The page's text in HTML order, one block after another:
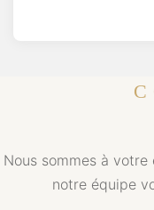
Nous sommes à
notre équipe